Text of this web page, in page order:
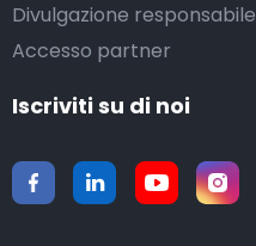
Divulgazione responsabile
Accesso partner
Iscriviti su di noi